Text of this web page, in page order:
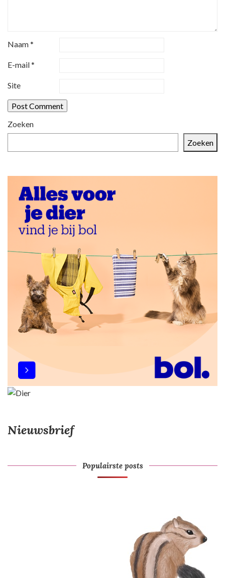
e
Naam*
E-mail*
Site
Zoeken
Zoeken
Nieuwsbrief
Populairste posts